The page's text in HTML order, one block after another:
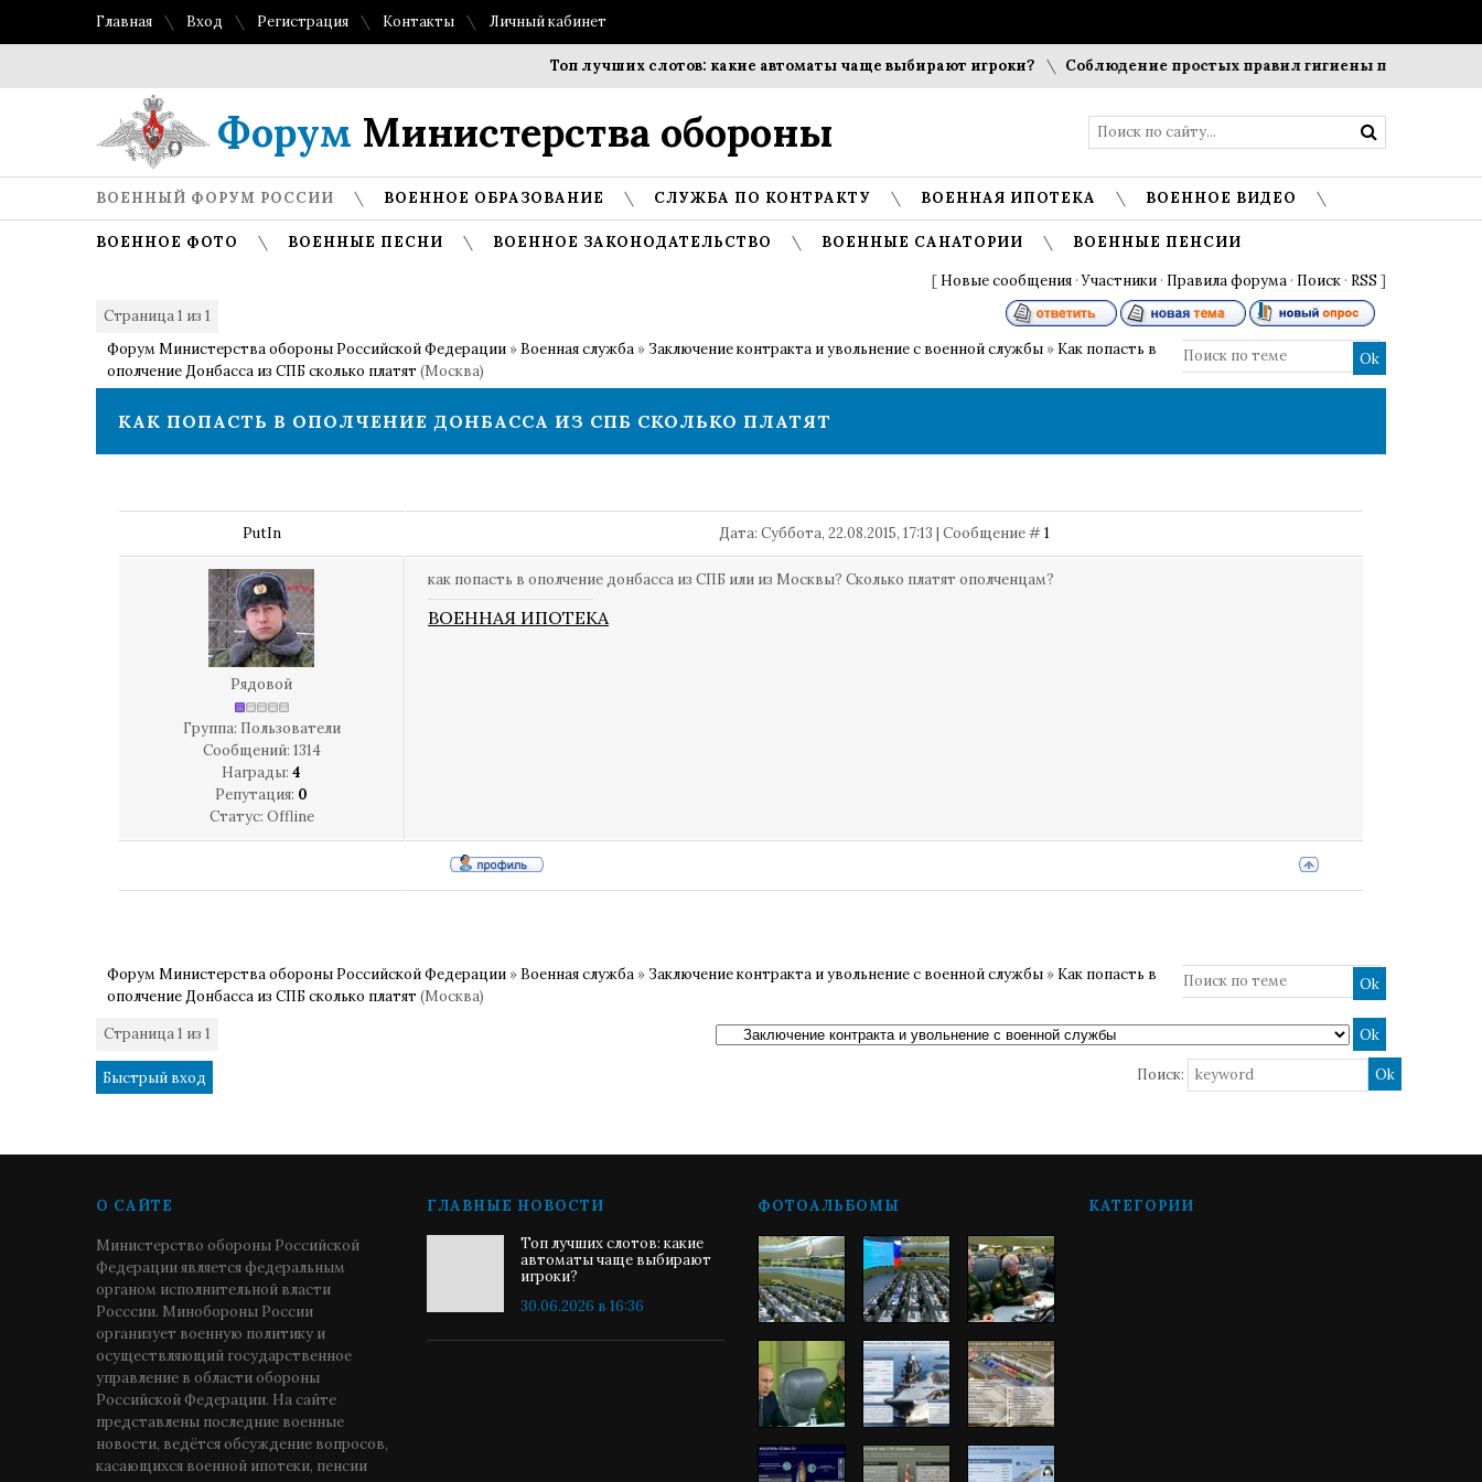
Главная Вход Регистрация Контакты Личный кабинет
Топ лучших слотов: какие автоматы чаще выбирают игроки? Соблюдение простых правил гигиены помогает
Форум Министерства обороны
ВОЕННЫЙ ФОРУМ РОССИИ ВОЕННОЕ ОБРАЗОВАНИЕ СЛУЖБА ПО КОНТРАКТУ ВОЕННАЯ ИПОТЕКА ВОЕННОЕ ВИДЕО
ВОЕННОЕ ФОТО ВОЕННЫЕ ПЕСНИ ВОЕННОЕ ЗАКОНОДАТЕЛЬСТВО ВОЕННЫЕ САНАТОРИИ ВОЕННЫЕ ПЕНСИИ
[ Новые сообщения ·Участники · Правила форума · Поиск · RSS ]
Страница1 из 1
Форум Министерства обороны Российской Федерации » Военная служба » Заключение контракта и увольнение с военной службы » Как попасть в
ополчение Донбасса из СПБ сколько платят (Москва)
КАК ПОПАСТЬ В ОПОЛЧЕНИЕ ДОНБАССА ИЗ СПБ СКОЛЬКО ПЛАТЯТ
PutIn Дата: Суббота, 22.08.2015, 17:13 | Сообщение #1
Рядовой
Группа: Пользователи
Сообщений: 1314
Награды: 4
Репутация: 0
Статус: Offline
как попасть в ополчение донбасса из СПБ или из Москвы? Сколько платят ополченцам?
ВОЕННАЯ ИПОТЕКА
Форум Министерства обороны Российской Федерации » Военная служба » Заключение контракта и увольнение с военной службы » Как попасть в
ополчение Донбасса из СПБ сколько платят (Москва)
Страница1 из 1
Поиск:
О САЙТЕ
Министерство обороны Российской
Федерации является федеральным
органом исполнительной власти
Росссии. Минобороны России
организует военную политику и
осуществляющий государственное
управление в области обороны
Российской Федерации. На сайте
представлены последние военные
новости, ведётся обсуждение вопросов,
касающихся военной ипотеки, пенсии
ГЛАВНЫЕ НОВОСТИ
Топ лучших слотов: какие
автоматы чаще выбирают
игроки?
30.06.2026 в 16:36
ФОТОАЛЬБОМЫ КАТЕГОРИИ